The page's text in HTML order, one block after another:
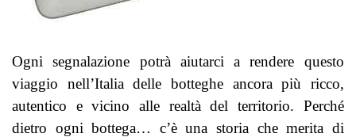
Ogni segnalazione potrà aiutarci a rendere questo
viaggio nell’Italia delle botteghe ancora più ricco,
autentico e vicino alle realtà del territorio. Perché
dietro ogni bottega… c’è una storia che merita di